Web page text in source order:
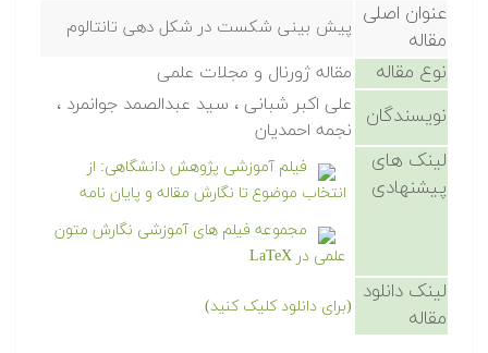
عنوان اصلی
مقاله
پیش بینی شکست در شکل دهی تانتالوم
نوع مقاله مقاله ژورنال و مجلات علمی
نویسندگان
علی اکبر شبانی ، سید عبدالصمد جوانمرد ،
نجمه احمدیان
لینک های
پیشنهادی
فیلم آموزشی پژوهش دانشگاهی: از
انتخاب موضوع تا نگارش مقاله و پایان نامه
مجموعه فیلم های آموزشی نگارش متون
علمی در LaTeX
لینک دانلود
مقاله
(برای دانلود کلیک کنید)